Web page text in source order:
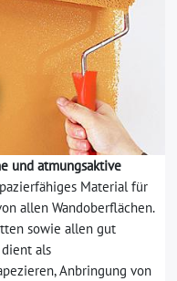
und atmungsaktive
Material für
allen Wandoberflächen.
sowie allen gut
als
Anbringung von